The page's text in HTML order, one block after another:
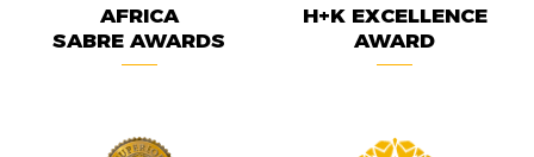
AFRICA
SABRE AWARDS
H+K EXCELLENCE
AWARD